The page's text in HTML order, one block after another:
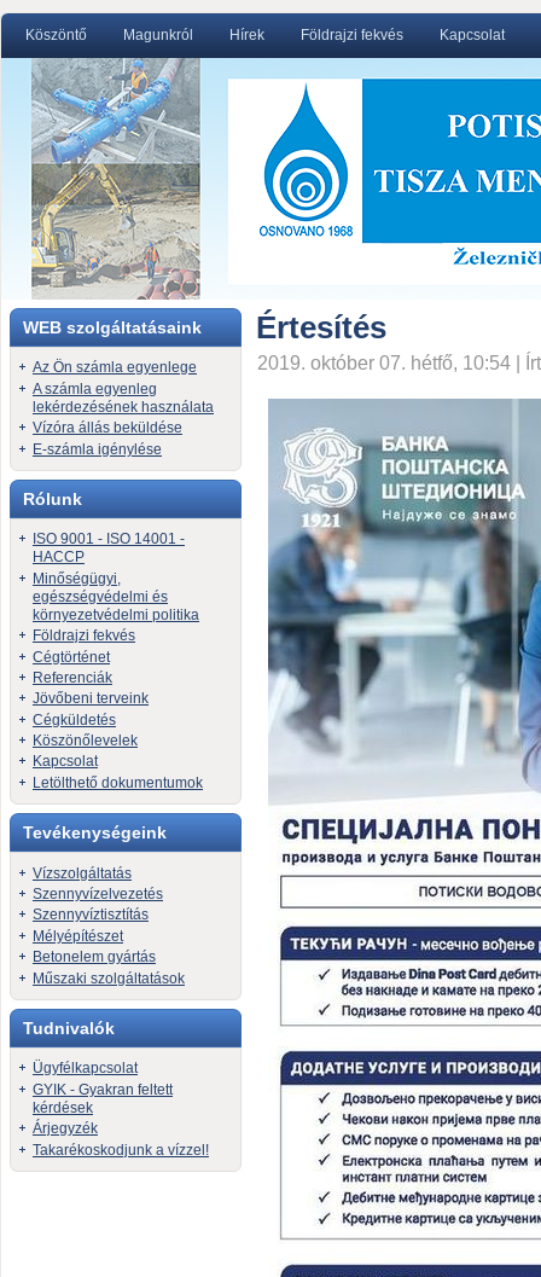
Köszöntő Magunkról Hírek Földrajzi fekvés Kapcsolat
WEB szolgáltatásaink
Az Ön számla egyenlege
A számla egyenleg
lekérdezésének használata
Vízóra állás beküldése
E-számla igénylése
Rólunk
ISO 9001 - ISO 14001 -
HACCP
Minőségügyi,
egészségvédelmi és
környezetvédelmi politika
Földrajzi fekvés
Cégtörténet
Referenciák
Jövőbeni terveink
Cégküldetés
Köszönőlevelek
Kapcsolat
Letölthető dokumentumok
Tevékenységeink
Vízszolgáltatás
Szennyvízelvezetés
Szennyvíztisztítás
Mélyépítészet
Betonelem gyártás
Műszaki szolgáltatások
Tudnivalók
Ügyfélkapcsolat
GYIK - Gyakran feltett
kérdések
Árjegyzék
Takarékoskodjunk a vízzel!
Értesítés
2019. október 07. hétfő, 10:54 |